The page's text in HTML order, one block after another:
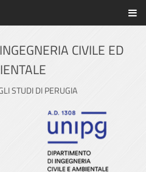
web di Ateneo
CIVILE ED
STUDI DI PERUGIA